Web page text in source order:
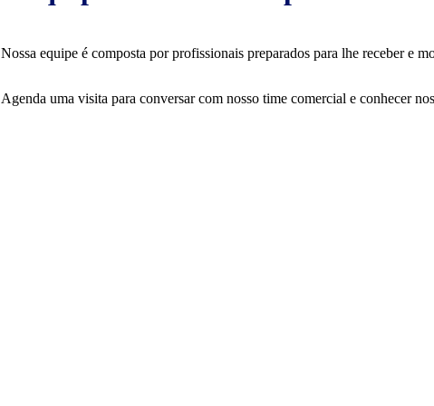
Nossa equipe é composta por profissionais preparados para lhe receber e
Agenda uma visita para conversar com nosso time comercial e conhecer